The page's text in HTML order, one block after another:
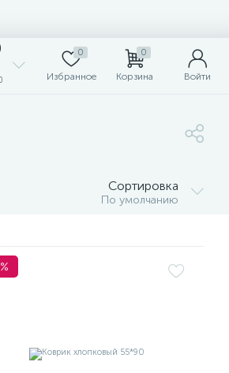
0
Избранное
0
Корзина Войти
Сортировка
По умолчанию